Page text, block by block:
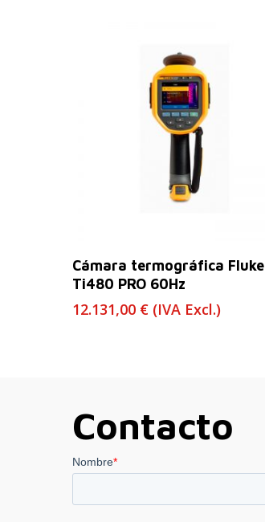
Leer Más
Cámara termográfica Fluke
Ti480 PRO 60Hz
12.131,00 € (IVA Excl.)
Contacto